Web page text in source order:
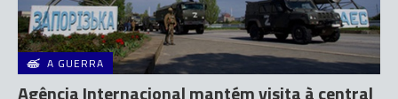
A GUERRA
Agência Internacional mantém visita à central